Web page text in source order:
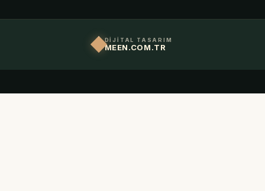
DİJİTAL TASARIM
MEEN.COM.TR